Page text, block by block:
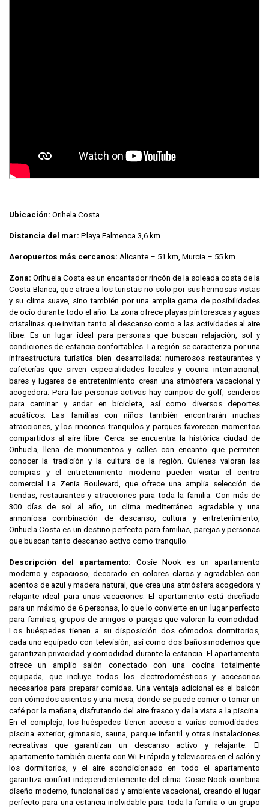
Ubicación: Orihela Costa
Distancia del mar: Playa Falmenca 3,6 km
Aeropuertos más cercanos: Alicante – 51 km, Murcia – 55 km
Zona: Orihuela Costa es un encantador rincón de la soleada costa de la
Costa Blanca, que atrae a los turistas no solo por sus hermosas vistas
y su clima suave, sino también por una amplia gama de posibilidades
de ocio durante todo el año. La zona ofrece playas pintorescas y aguas
cristalinas que invitan tanto al descanso como a las actividades al aire
libre. Es un lugar ideal para personas que buscan relajación, sol y
condiciones de estancia confortables. La región se caracteriza por una
infraestructura turística bien desarrollada: numerosos restaurantes y
cafeterías que sirven especialidades locales y cocina internacional,
bares y lugares de entretenimiento crean una atmósfera vacacional y
acogedora. Para las personas activas hay campos de golf, senderos
para caminar y andar en bicicleta, así como diversos deportes
acuáticos. Las familias con niños también encontrarán muchas
atracciones, y los rincones tranquilos y parques favorecen momentos
compartidos al aire libre. Cerca se encuentra la histórica ciudad de
Orihuela, llena de monumentos y calles con encanto que permiten
conocer la tradición y la cultura de la región. Quienes valoran las
compras y el entretenimiento moderno pueden visitar el centro
comercial La Zenia Boulevard, que ofrece una amplia selección de
tiendas, restaurantes y atracciones para toda la familia. Con más de
300 días de sol al año, un clima mediterráneo agradable y una
armoniosa combinación de descanso, cultura y entretenimiento,
Orihuela Costa es un destino perfecto para familias, parejas y personas
que buscan tanto descanso activo como tranquilo.
Descripción del apartamento: Cosie Nook es un apartamento
moderno y espacioso, decorado en colores claros y agradables con
acentos de azul y madera natural, que crea una atmósfera acogedora y
relajante ideal para unas vacaciones. El apartamento está diseñado
para un máximo de 6 personas, lo que lo convierte en un lugar perfecto
para familias, grupos de amigos o parejas que valoran la comodidad.
Los huéspedes tienen a su disposición dos cómodos dormitorios,
cada uno equipado con televisión, así como dos baños modernos que
garantizan privacidad y comodidad durante la estancia. El apartamento
ofrece un amplio salón conectado con una cocina totalmente
equipada, que incluye todos los electrodomésticos y accesorios
necesarios para preparar comidas. Una ventaja adicional es el balcón
con cómodos asientos y una mesa, donde se puede comer o tomar un
café por la mañana, disfrutando del aire fresco y de la vista a la piscina.
En el complejo, los huéspedes tienen acceso a varias comodidades:
piscina exterior, gimnasio, sauna, parque infantil y otras instalaciones
recreativas que garantizan un descanso activo y relajante. El
apartamento también cuenta con Wi-Fi rápido y televisores en el salón y
los dormitorios, y el aire acondicionado en todo el apartamento
garantiza confort independientemente del clima. Cosie Nook combina
diseño moderno, funcionalidad y ambiente vacacional, creando el lugar
perfecto para una estancia inolvidable para toda la familia o un grupo